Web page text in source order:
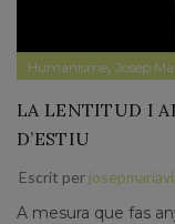
Humanisme, Josep
LA LENTITUD I
D’ESTIU
Escrit per
A mesura que fas